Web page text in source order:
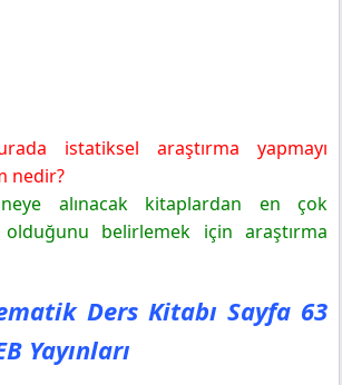
istatiksel araştırma yapmayı
nedir?
alınacak kitaplardan en çok
belirlemek için araştırma
Ders Kitabı Sayfa 63
Yayınları